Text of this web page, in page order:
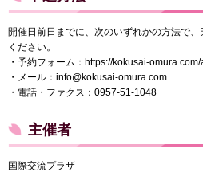
開催日前日までに、次のいずれかの方法で
ください。
・予約フォーム：https://kokusai-
・メール：info@kokusai-omura.com
・電話・ファクス：0957-51-1048
主催者
国際交流プラザ